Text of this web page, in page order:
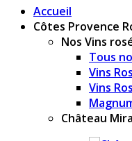
Accueil
Côtes Provence
Nos Vins
Tous
Vins
Vins
Château